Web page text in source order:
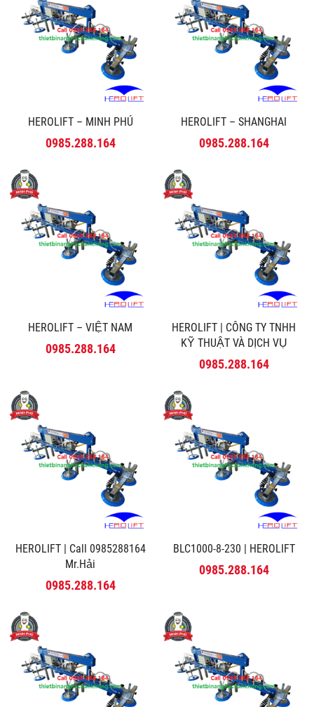
HEROLIFT – MINH PHÚ
0985.288.164
HEROLIFT – SHANGHAI
0985.288.164
HEROLIFT – VIỆT NAM
0985.288.164
HEROLIFT | CÔNG TY TNHH
KỸ THUẬT VÀ DỊCH VỤ
MINH PHÚ
0985.288.164
HEROLIFT | Call 0985288164
Mr.Hải
0985.288.164
BLC1000-8-230 | HEROLIFT
0985.288.164